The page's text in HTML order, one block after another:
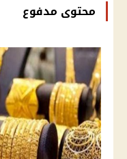
محتوى مدفوع